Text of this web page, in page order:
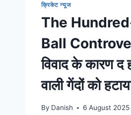
क्रिकेट न्यूज
The
Ball
विवाद के कारण द
वाली गेंदों को
By Danish 6 August 2025